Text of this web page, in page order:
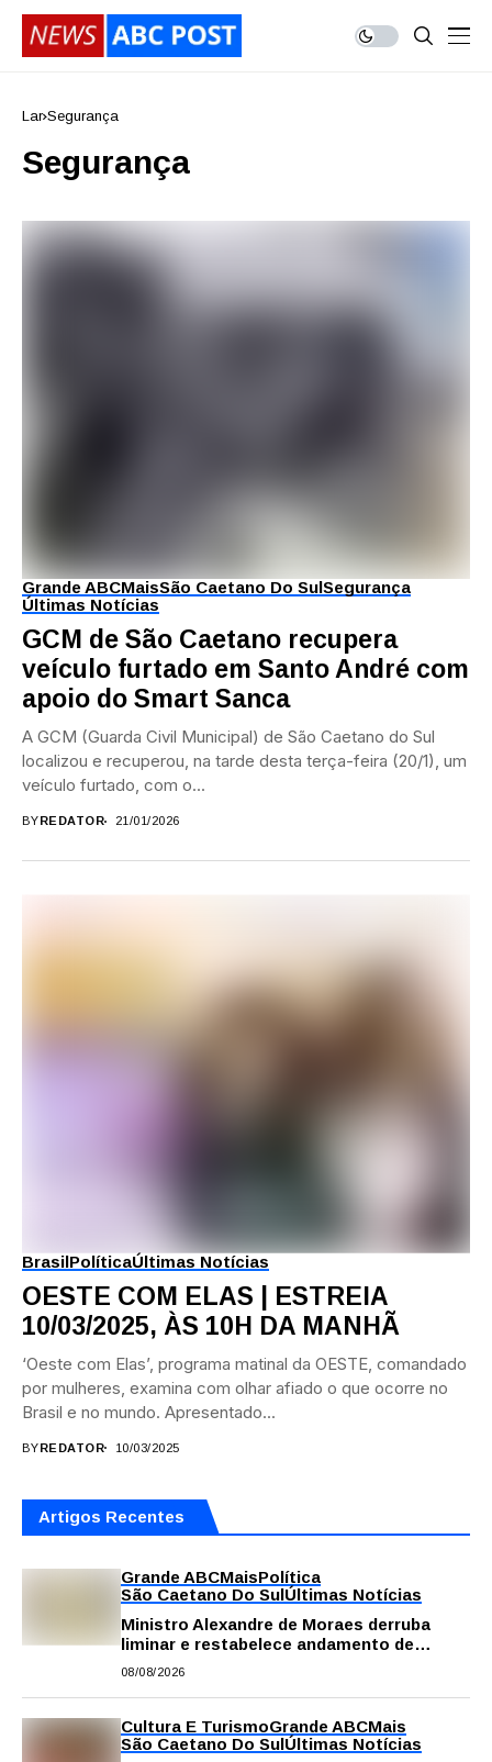
Lar Segurança
Segurança
Grande ABCMaisSão Caetano Do SulSegurança
Últimas Notícias
GCM de São Caetano recupera
veículo furtado em Santo André com
apoio do Smart Sanca
A GCM (Guarda Civil Municipal) de São Caetano do Sul
localizou e recuperou, na tarde desta terça-feira (20/1), um
veículo furtado, com o...
BY REDATOR 21/01/2026
BrasilPolíticaÚltimas Notícias
OESTE COM ELAS | ESTREIA
10/03/2025, ÀS 10H DA MANHÃ
‘Oeste com Elas’, programa matinal da OESTE, comandado
por mulheres, examina com olhar afiado o que ocorre no
Brasil e no mundo. Apresentado...
BYREDATOR 10/03/2025
Artigos Recentes
Grande ABCMaisPolítica
São Caetano Do SulÚltimas Notícias
Ministro Alexandre de Moraes derruba
liminar e restabelece andamento de
comissão processante contra vereador
08/08/2026
Cultura E TurismoGrande ABCMais
São Caetano Do SulÚltimas Notícias